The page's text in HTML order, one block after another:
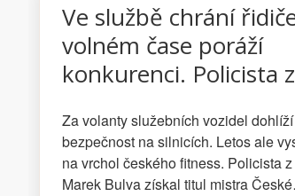
Ve službě chrání
volném čase poráží
konkurenci. Policista z
republiky
Za volanty služebních vozidel
bezpečnost na silnicích. Letos ale
na vrchol českého fitness. Policista
Marek Bulva získal titul mistra České